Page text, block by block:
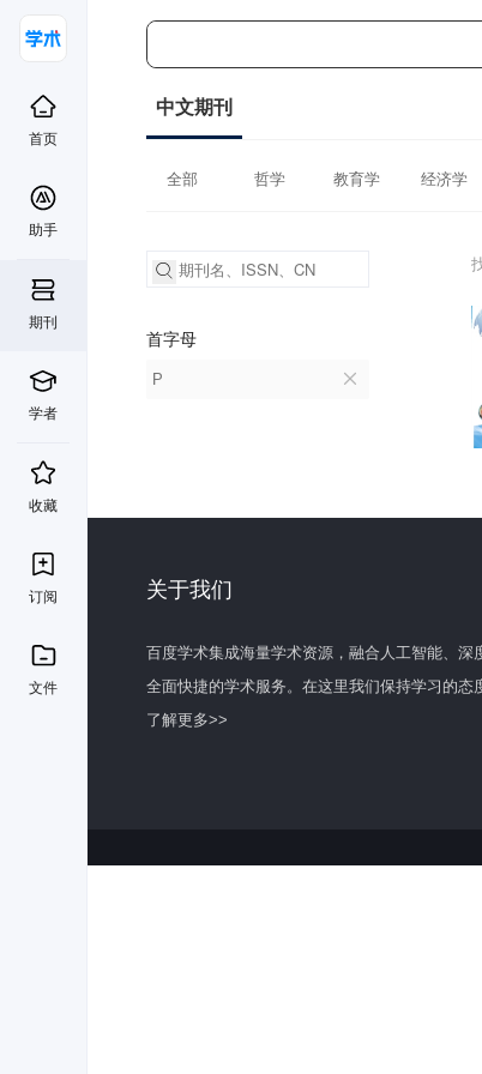
首页
助手
期刊
学者
收藏
订阅
文件
中文期刊
全部 哲学 教育学 经济学
首字母
P
关于我们
百度学术集成海量学术资源，融合人工智能、
全面快捷的学术服务。在这里我们保持学习的态
了解更多>>